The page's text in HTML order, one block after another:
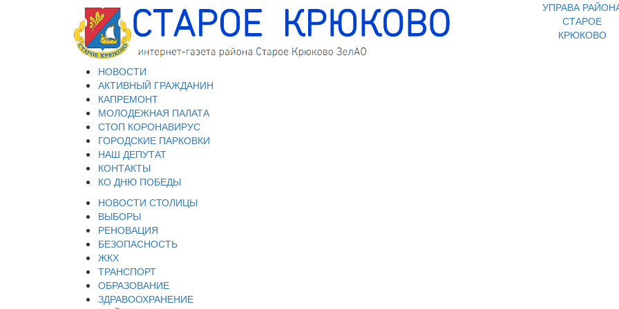
УПРАВА
СТАРОЕ
КРЮКОВО
НОВОСТИ
АКТИВНЫЙ ГРАЖДАНИН
КАПРЕМОНТ
МОЛОДЕЖНАЯ ПАЛАТА
СТОП КОРОНАВИРУС
ГОРОДСКИЕ ПАРКОВКИ
НАШ ДЕПУТАТ
КОНТАКТЫ
КО ДНЮ ПОБЕДЫ
НОВОСТИ СТОЛИЦЫ
ВЫБОРЫ
РЕНОВАЦИЯ
БЕЗОПАСНОСТЬ
ЖКХ
ТРАНСПОРТ
ОБРАЗОВАНИЕ
ЗДРАВООХРАНЕНИЕ